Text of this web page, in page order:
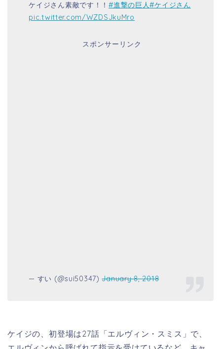
ケイジさん素敵です！！#進撃の巨人#ケイジさん
pic.twitter.com/WZDSJkuMro
スポンサーリンク
— すい (@sui50347)January 8, 2018
ケイジの、初登場は27話「エルヴィン・スミス」で、